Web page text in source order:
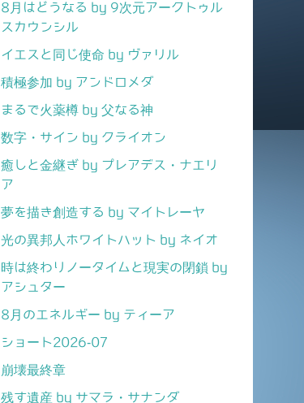
8月はどうなる by 9次元アークトゥル
スカウンシル
イエスと同じ使命 by ヴァリル
積極参加 by アンドロメダ
まるで火薬樽 by 父なる神
数字・サイン by クライオン
癒しと金継ぎ by プレアデス・ナエリ
ア
夢を描き創造する by マイトレーヤ
光の異邦人ホワイトハット by ネイオ
時は終わりノータイムと現実の閉鎖 by
アシュター
8月のエネルギー by ティーア
ショート2026-07
崩壊最終章
残す遺産 by サマラ・サナンダ